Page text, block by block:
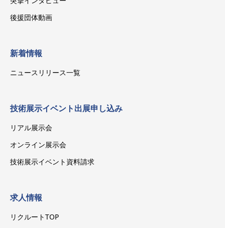
後援団体動画
新着情報
ニュースリリース一覧
技術展示イベント出展申し込み
リアル展示会
オンライン展示会
技術展示イベント資料請求
求人情報
リクルートTOP